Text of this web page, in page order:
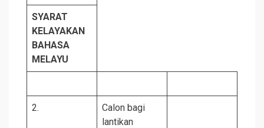
SYARAT
KELAYAKAN
BAHASA
MELAYU
2.
Calon bagi
lantikan